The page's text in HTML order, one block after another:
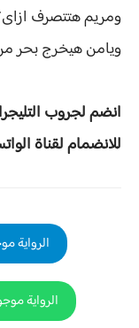
ومريم هتتصرف
ويامن هيخرج بحر
انضم لجروب ا
للانضمام لقناة
الرواية
الرواية